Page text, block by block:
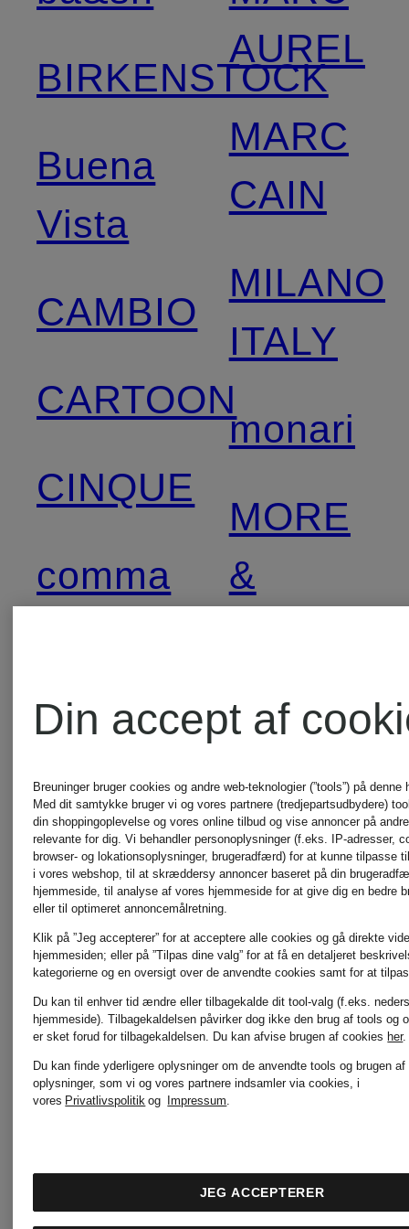
BIRKENSTOCK
Buena
Vista
CAMBIO
CARTOON
CINQUE
comma
DOROTHEE
SCHUMACHER
Emily
VAN
DEN
BERGH
ANTWERP
AUREL
MARC
CAIN
MILANO
ITALY
monari
MORE
&
No.1
Como
OPUS
oui
paul
green
POMME
Din accept af
Breuninger bruger cookies og andre web-teknologier (”tools”) på denne
Med dit samtykke bruger vi og vores partnere (tredjepartsudbydere)
din shoppingoplevelse og vores online tilbud og vise annoncer på
relevante for dig. Vi behandler personoplysninger (f.eks. IP-adresser,
browser- og lokationsoplysninger, brugeradfærd) for at kunne tilpasse
i vores webshop, til at skræddersy annoncer baseret på din
hjemmeside, til analyse af vores hjemmeside for at give dig en bedre
eller til optimeret annoncemålretning.
Klik på ”Jeg accepterer” for at acceptere alle cookies og gå direkte
hjemmesiden; eller på ”Tilpas dine valg” for at få en detaljeret
kategorierne og en oversigt over de anvendte cookies samt for at
Du kan til enhver tid ændre eller tilbagekalde dit tool-valg (f.eks.
hjemmeside). Tilbagekaldelsen påvirker dog ikke den brug af tools og
er sket forud for tilbagekaldelsen. Du kan afvise brugen af cookies her.
Du kan finde yderligere oplysninger om de anvendte tools og brugen af
oplysninger, som vi og vores partnere indsamler via cookies, i
vores Privatlivspolitik og Impressum
JEG ACCEPTERER